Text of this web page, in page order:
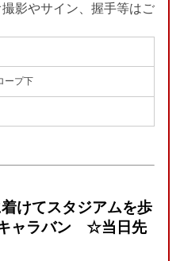
影やサイン、握手等はご
ープ下
けてスタジアムを歩
ャラバン ☆当日先